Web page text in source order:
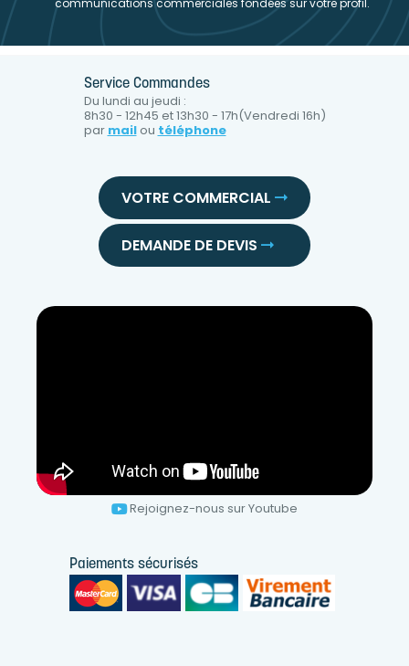
Service Commandes
Du lundi au jeudi :
8h30 - 12h45 et 13h30 - 17h(Vendredi 16h)
par mailou téléphone
VOTRE COMMERCIAL
DEMANDE DE DEVIS
Rejoignez-nous sur Youtube
Paiements sécurisés